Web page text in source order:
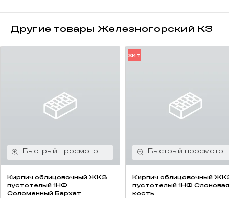
Другие товары Железногорский КЗ
Кирпич облицовочный ЖКЗ
пустотелый 1НФ
Соломенный Бархат
ХИТ
Кирпич облицовочный
пустотелый 1НФ Слоновая
кость